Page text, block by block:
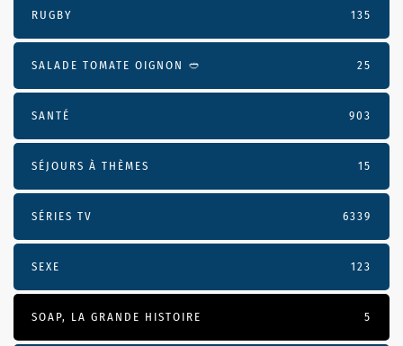
RUGBY 135
SALADE TOMATE OIGNON 🥙 25
SANTÉ 903
SÉJOURS À THÈMES 15
SÉRIES TV 6339
SEXE 123
SOAP, LA GRANDE HISTOIRE 5